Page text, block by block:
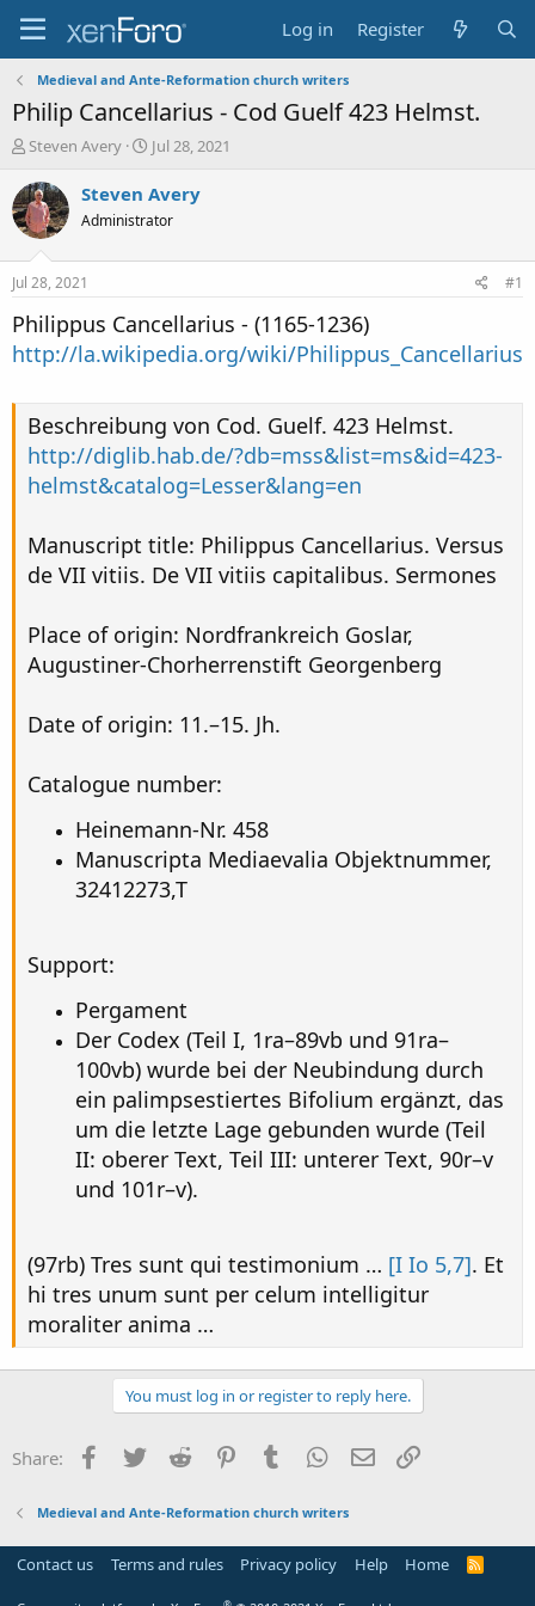
Log in Register
Medieval and Ante-Reformation church writers
Philip Cancellarius - Cod Guelf 423 Helmst.
T
r
e
a
s
t
a
r
t
Steven Avery
S
a
t
e
Jul 28, 2021
Steven Avery
Administrator
Jul 28, 2021 #1
Philippus Cancellarius - (1165-1236)
http://la.wikipedia.org/wiki/Philippus_Cancellarius
Beschreibung von Cod. Guelf. 423 Helmst.
http://diglib.hab.de/?db=mss&list=ms&id=423-
helmst&catalog=Lesser&lang=en
Manuscript title: Philippus Cancellarius. Versus
de VII vitiis. De VII vitiis capitalibus. Sermones
Place of origin: Nordfrankreich Goslar,
Augustiner-Chorherrenstift Georgenberg
Date of origin: 11.–15. Jh.
Catalogue number:
Heinemann-Nr. 458
Manuscripta Mediaevalia Objektnummer,
32412273,T
Support:
Pergament
Der Codex (Teil I, 1ra–89vb und 91ra–
100vb) wurde bei der Neubindung durch
ein palimpsestiertes Bifolium ergänzt, das
um die letzte Lage gebunden wurde (Teil
II: oberer Text, Teil III: unterer Text, 90r–v
und 101r–v).
(97rb) Tres sunt qui testimonium … [I Io 5,7]. Et
hi tres unum sunt per celum intelligitur
moraliter anima …
You must log in or register to reply here.
Share: Facebook
Twitter Reddit PinterestTumblr WhatsApp
Email
Medieval and Ante-Reformation church writers
Contact us Terms and rules Privacy policy Help Home
R